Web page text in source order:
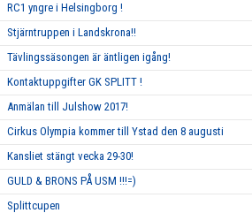
RC1 yngre i Helsingborg !
Stjärntruppen i Landskrona!!
Tävlingssäsongen är äntligen igång!
Kontaktuppgifter GK SPLITT !
Anmälan till Julshow 2017!
Cirkus Olympia kommer till Ystad den 8 augusti
Kansliet stängt vecka 29-30!
GULD & BRONS PÅ USM !!!=)
Splittcupen